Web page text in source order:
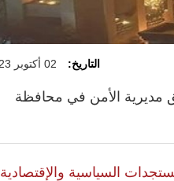
التاريخ: 02 أكتوبر 2023
مديرية الأمن في محافظة
السياسية والإقتصادية